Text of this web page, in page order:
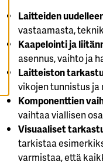
Ä
Laitteiden
vastaamasta,
Kaapelointi ja
asennus, vaihto ja
Laitteiston
vikojen tunnistus ja
Komponenttien
vaihtaa viallisen
Visuaaliset
tarkistaa
varmistaa, että